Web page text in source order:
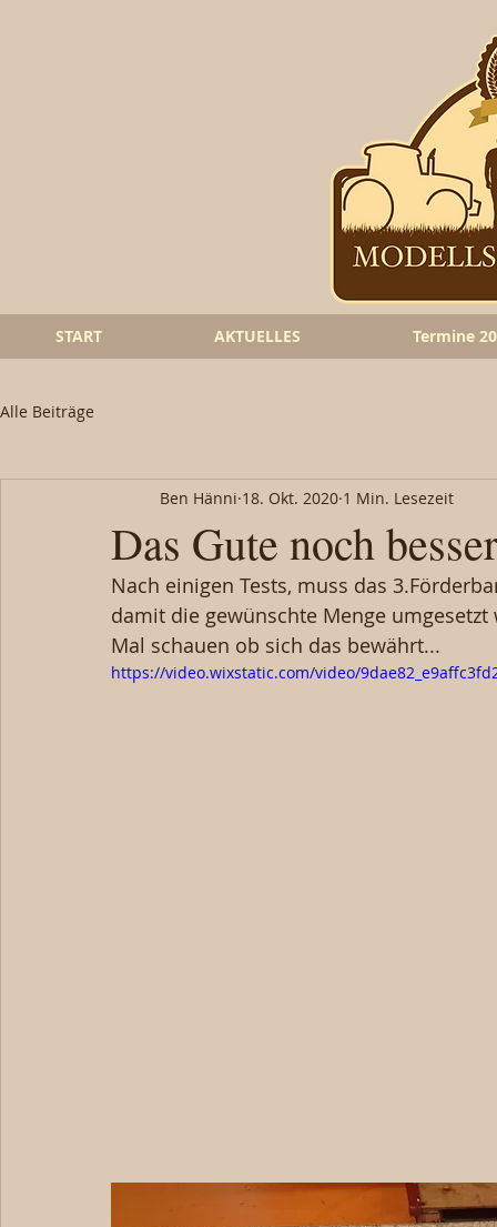
START AKTUELLES Termine
Alle Beiträge
Das Gute noch
Ben Hänni 18. Okt. 2020 1 Min. Lesezeit
Nach einigen Tests, muss das
damit die gewünschte Menge
Mal schauen ob sich das bewährt...
https://video.wixstatic.com/video/